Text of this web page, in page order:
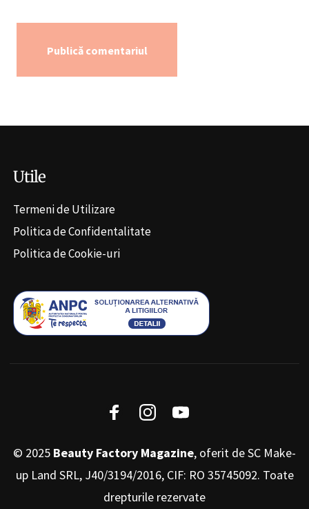
Utile
Termeni de Utilizare
Politica de Confidentalitate
Politica de Cookie-uri
© 2025 Beauty Factory Magazine, oferit de SC Make-
up Land SRL, J40/3194/2016, CIF: RO 35745092. Toate
drepturile rezervate